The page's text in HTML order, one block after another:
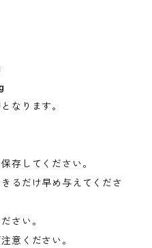
なります。
存してください。
るだけ早め与えてくださ
さい。
意ください。